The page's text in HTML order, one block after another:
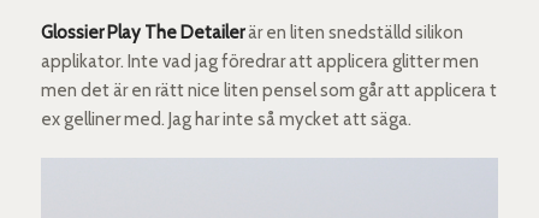
Glossier Play The Detailerär en liten snedställd silikon
applikator. Inte vad jag föredrar att applicera glitter men
men det är en rätt nice liten pensel som går att applicera t
ex gelliner med. Jag har inte så mycket att säga.